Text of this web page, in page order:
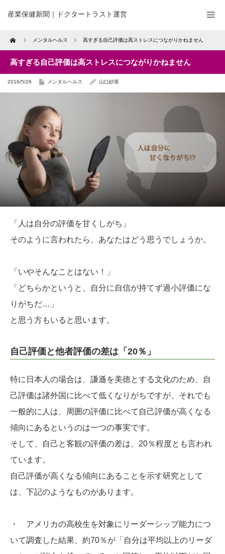
産業保健新聞｜ドクタートラスト運営
Home メンタルヘルス 高すぎる自己評価は高ストレスにつながりかねません
高すぎる自己評価は高ストレスにつながりかねません
2016/5/26 メンタルヘルス 山口紗英
「人は自分の評価を甘くしがち」
そのように言われたら、あなたはどう思うでしょうか。
「いやそんなことはない！」
「どちらかというと、自分に自信が持てず過小評価にな
りがちだ…」
と思う方もいると思います。
自己評価と他者評価の差は「20％」
特に日本人の場合は、謙遜を美徳とする文化のため、自
己評価は諸外国に比べて低くなりがちですが、それでも
一般的に人は、周囲の評価に比べて自己評価が高くなる
傾向にあるというのは一つの事実です。
そして、自己と客観の評価の差は、20％程度とも言われ
ています。
自己評価が高くなる傾向にあることを示す研究として
は、下記のようなものがあります。
・ アメリカの高校生を対象にリーダーシップ能力につ
いて調査した結果、約70％が「自分は平均以上のリーダ